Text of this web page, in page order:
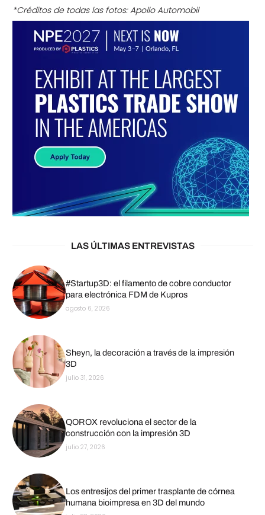
*Créditos de todas las fotos: Apollo Automobil
LAS ÚLTIMAS ENTREVISTAS
#Startup3D: el filamento de cobre conductor
para electrónica FDM de Kupros
agosto 6, 2026
Sheyn, la decoración a través de la impresión
3D
julio 31, 2026
QOROX revoluciona el sector de la
construcción con la impresión 3D
julio 27, 2026
Los entresijos del primer trasplante de córnea
humana bioimpresa en 3D del mundo